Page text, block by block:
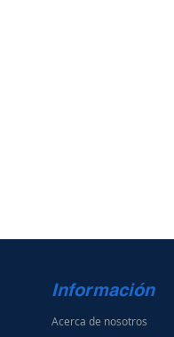
Información
Acerca de nosotros